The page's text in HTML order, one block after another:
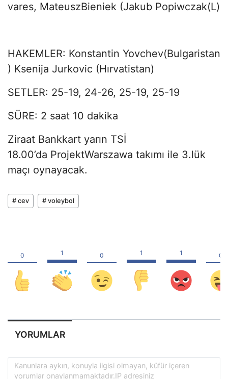
vares, MateuszBieniek (Jakub Popiwczak(L)
HAKEMLER: Konstantin Yovchev(Bulgaristan
) Ksenija Jurkovic (Hırvatistan)
SETLER: 25-19, 24-26, 25-19, 25-19
SÜRE: 2 saat 10 dakika
Ziraat Bankkart yarın TSİ
18.00’da ProjektWarszawa takımı ile 3.lük
maçı oynayacak.
# cev # voleybol
YORUMLAR